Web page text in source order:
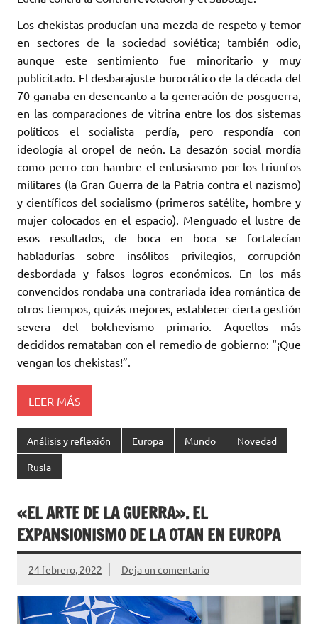
Los chekistas producían una mezcla de respeto y temor
en sectores de la sociedad soviética; también odio,
aunque este sentimiento fue minoritario y muy
publicitado. El desbarajuste burocrático de la década del
70 ganaba en desencanto a la generación de posguerra,
en las comparaciones de vitrina entre los dos sistemas
políticos el socialista perdía, pero respondía con
ideología al oropel de neón. La desazón social mordía
como perro con hambre el entusiasmo por los triunfos
militares (la Gran Guerra de la Patria contra el nazismo)
y científicos del socialismo (primeros satélite, hombre y
mujer colocados en el espacio). Menguado el lustre de
esos resultados, de boca en boca se fortalecían
habladurías sobre insólitos privilegios, corrupción
desbordada y falsos logros económicos. En los más
convencidos rondaba una contrariada idea romántica de
otros tiempos, quizás mejores, establecer cierta gestión
severa del bolchevismo primario. Aquellos más
decididos remataban con el remedio de gobierno: “¡Que
vengan los chekistas!”.
LEER MÁS
Análisis y reflexión Europa Mundo Novedad
Rusia
«EL ARTE DE LA GUERRA»‎. EL
EXPANSIONISMO DE LA OTAN EN EUROPA‎
24 febrero, 2022 Deja un comentario